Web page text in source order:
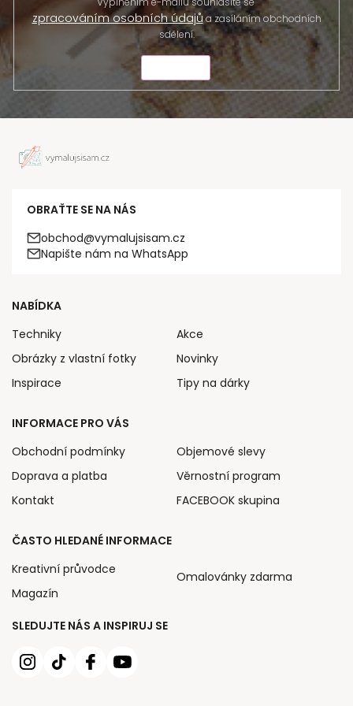
zpracováním osobních údajůa zasíláním obchodních
sdělení.
OBRAŤTE SE NA NÁS
obchod@vymalujsisam.cz
Napište nám na WhatsApp
SLEDUJTE NÁS A INSPIRUJ SE
NABÍDKA
Techniky
Obrázky z vlastní fotky
Inspirace
Akce
Novinky
Tipy na dárky
INFORMACE PRO VÁS
Obchodní podmínky
Doprava a platba
Kontakt
Objemové slevy
Věrnostní program
FACEBOOK skupina
ČASTO HLEDANÉ INFORMACE
Kreativní průvodce
Magazín
Omalovánky zdarma